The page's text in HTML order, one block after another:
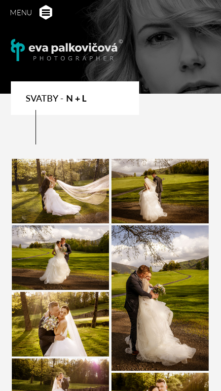
MENU
SVATBY - N + L
Zobrazit detail Zobrazit detail
Zobrazit detail
Zobrazit detail